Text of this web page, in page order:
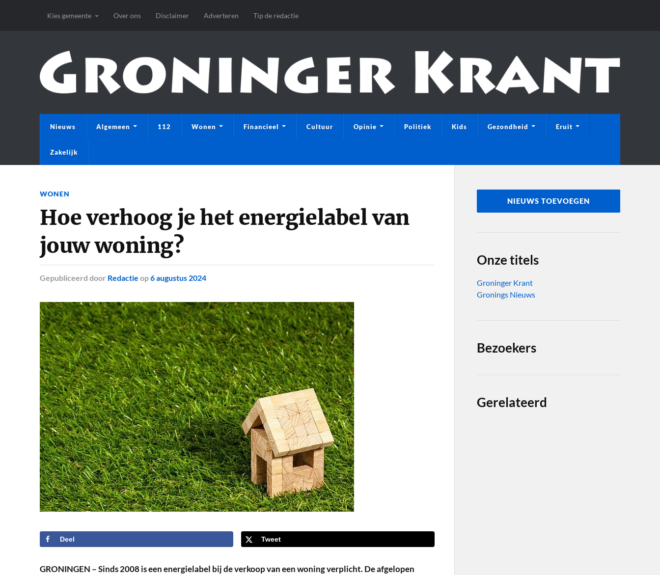
Kies gemeente Over ons Disclaimer Adverteren Tip de redactie
Nieuws Algemeen 112 Wonen Financieel Cultuur Opinie Politiek Kids Gezondheid Eruit
Zakelijk
WONEN
Hoe verhoog je het energielabel van
jouw woning?
Gepubliceerd door Redactie op6 augustus 2024
Deel Tweet
GRONINGEN – Sinds 2008 is een energielabel bij de verkoop van een woning verplicht. De afgelopen
NIEUWS TOEVOEGEN
Onze titels
Groninger Krant
Gronings Nieuws
Bezoekers
Gerelateerd